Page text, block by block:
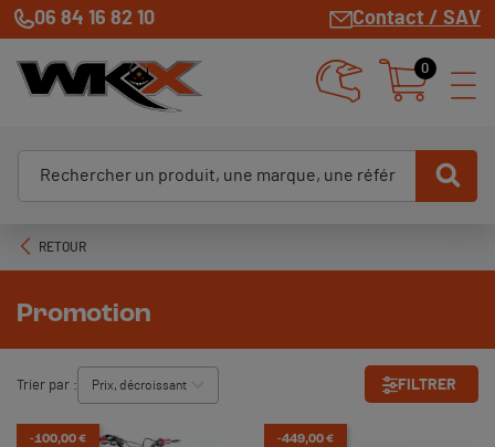
06 84 16 82 10 Contact / SAV
0
RETOUR
Promotion
Trier par : FILTRER
-100,00 € -449,00 €